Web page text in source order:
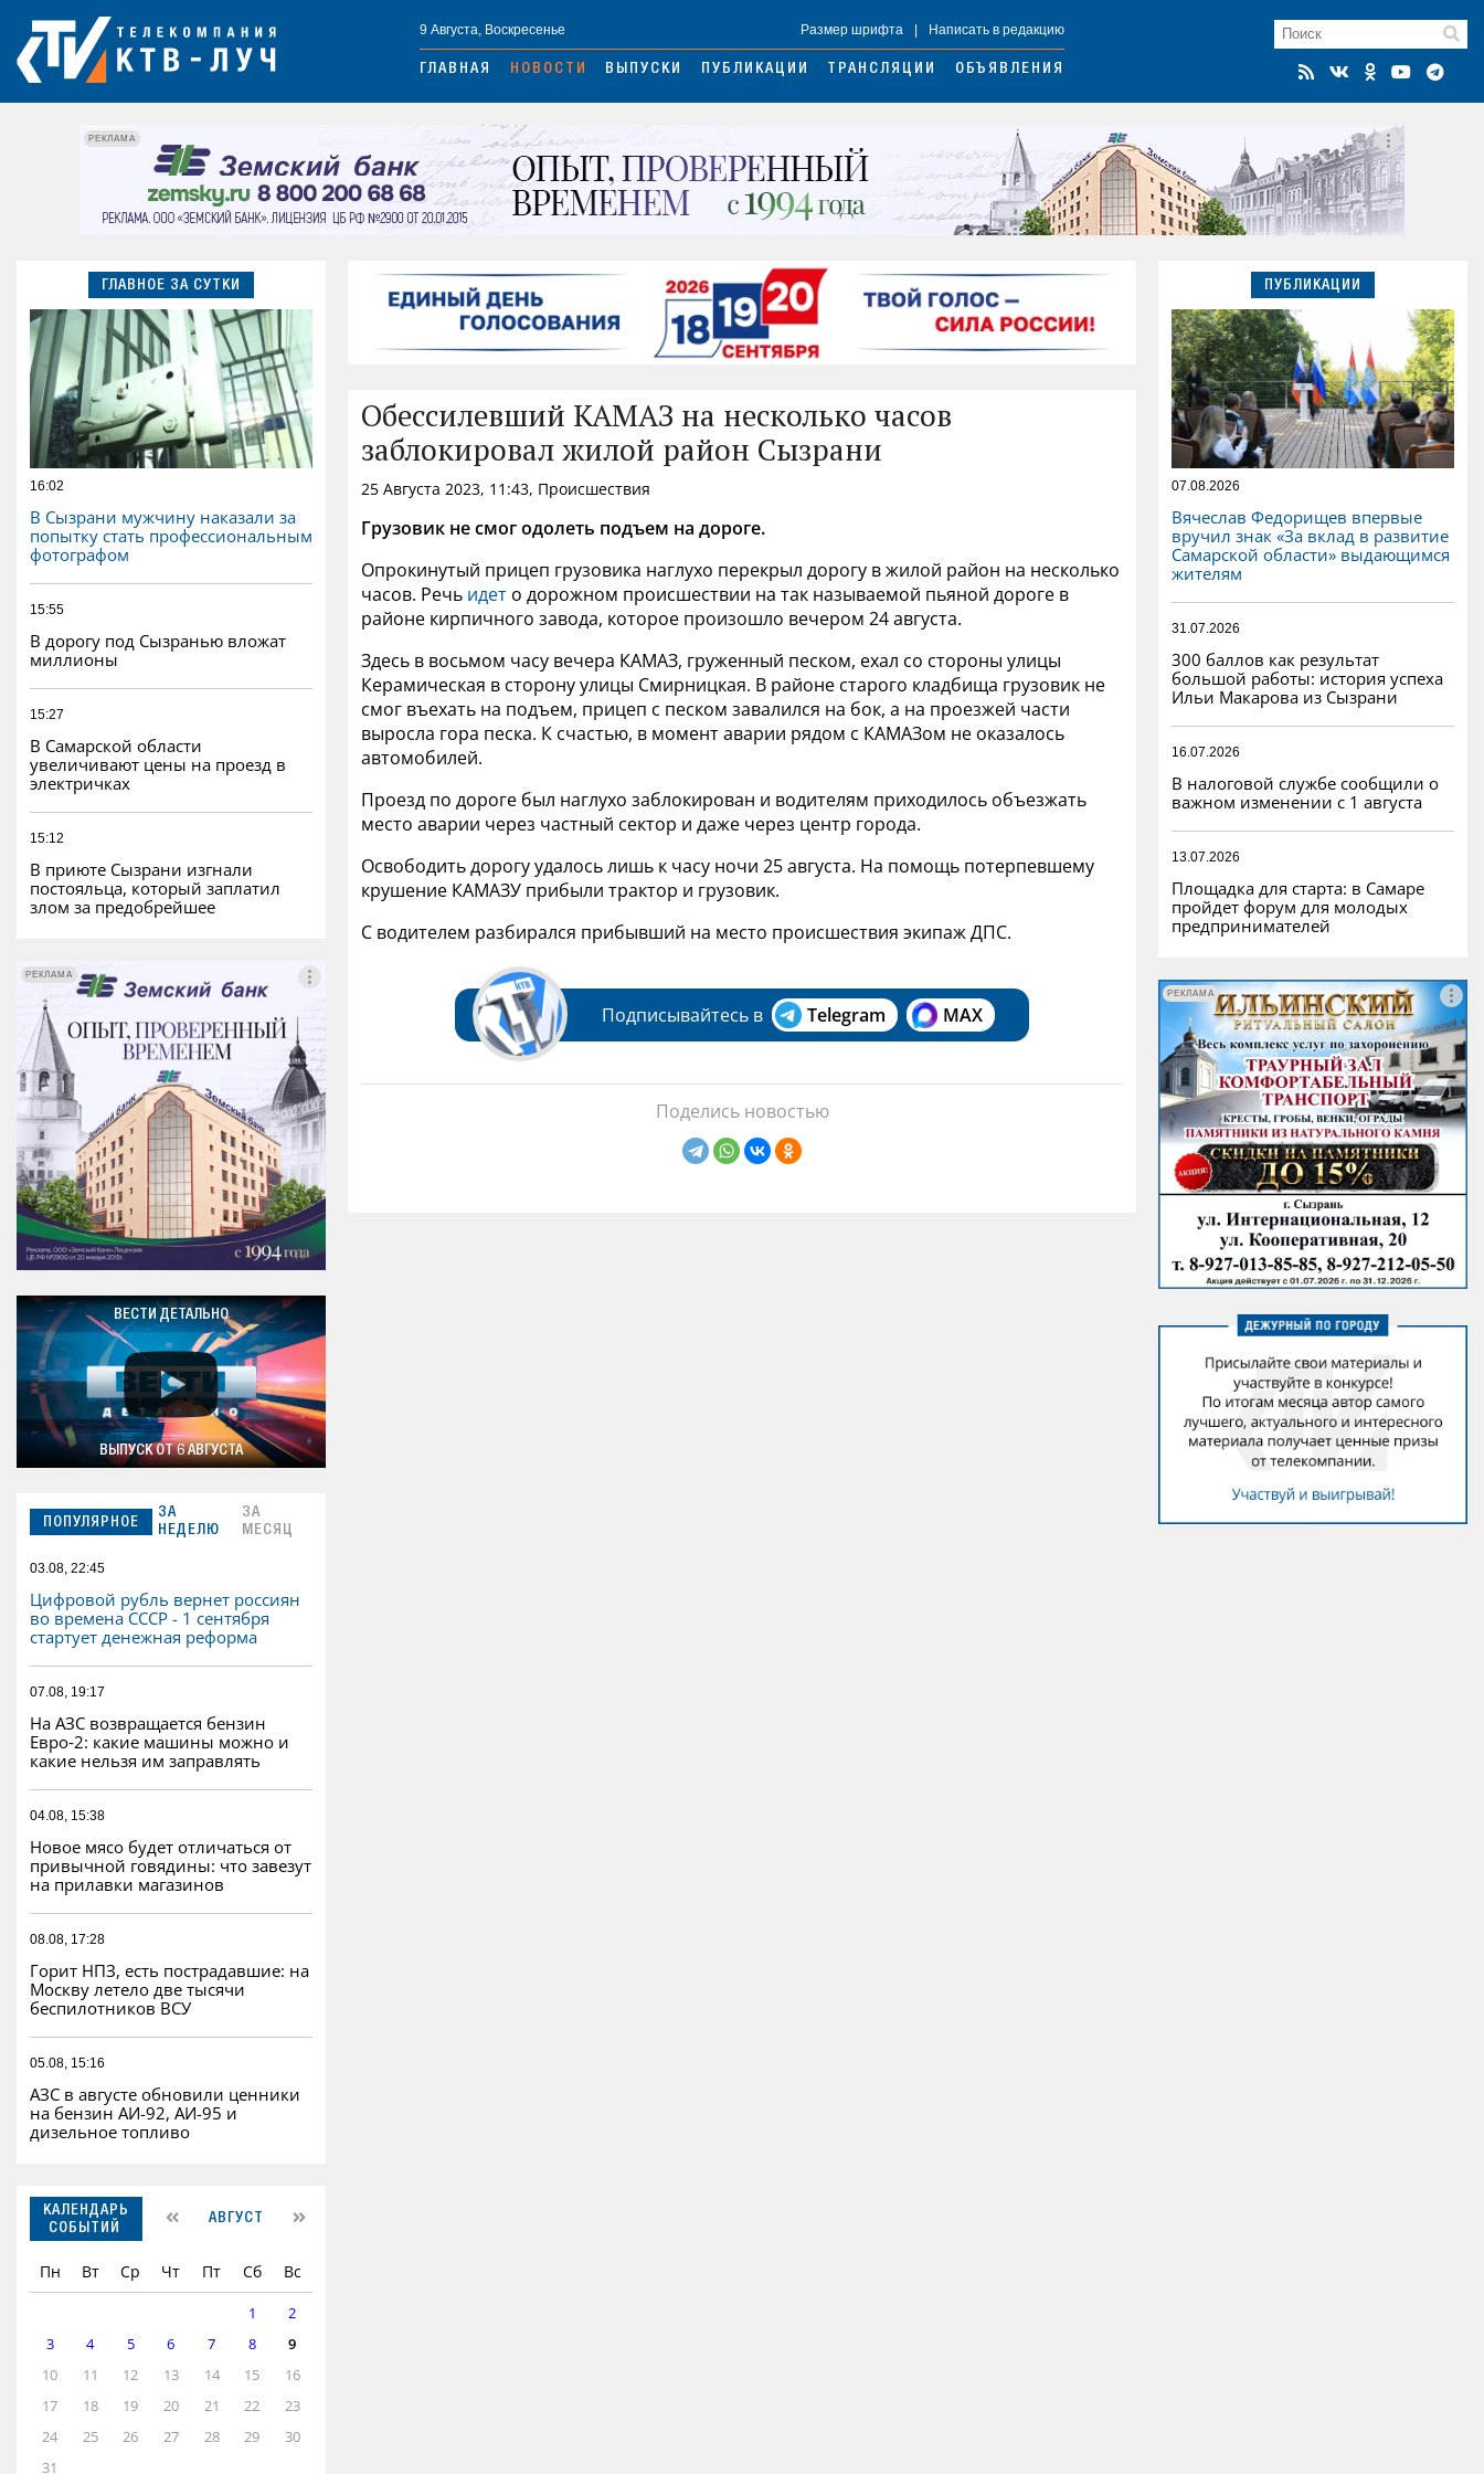
9 Августа, Воскресенье Размер шрифта Написать в редакцию
ГЛАВНАЯ НОВОСТИ ВЫПУСКИ ПУБЛИКАЦИИ ТРАНСЛЯЦИИ ОБЪЯВЛЕНИЯ
РЕКЛАМА
ГЛАВНОЕ ЗА СУТКИ
16:02
В Сызрани мужчину наказали за
попытку стать профессиональным
фотографом
15:55
В дорогу под Сызранью вложат
миллионы
15:27
В Самарской области
увеличивают цены на проезд в
электричках
15:12
В приюте Сызрани изгнали
постояльца, который заплатил
злом за предобрейшее
РЕКЛАМА
РЕКЛАМА
ВЕСТИ ДЕТАЛЬНО
ВЫПУСК ОТ 6 АВГУСТА
ПОПУЛЯРНОЕ
ЗА
НЕДЕЛЮ
ЗА
МЕСЯЦ
03.08, 22:45
Цифровой рубль вернет россиян
во времена СССР - 1 сентября
стартует денежная реформа
07.08, 19:17
На АЗС возвращается бензин
Евро‑2: какие машины можно и
какие нельзя им заправлять
04.08, 15:38
Новое мясо будет отличаться от
привычной говядины: что завезут
на прилавки магазинов
08.08, 17:28
Горит НПЗ, есть пострадавшие: на
Москву летело две тысячи
беспилотников ВСУ
05.08, 15:16
АЗС в августе обновили ценники
на бензин АИ-92, АИ-95 и
дизельное топливо
КАЛЕНДАРЬ
СОБЫТИЙ
АВГУСТ
Пн Вт Ср Чт Пт Сб Вс
1
2
3
4 5 6 7 8
9
10
11 12 13 14 15
16
17
18 19 20 21 22
23
24
25 26 27 28 29
30
31
Обессилевший КАМАЗ на несколько часов
заблокировал жилой район Сызрани
25 Августа 2023, 11:43, Происшествия
Грузовик не смог одолеть подъем на дороге.
Опрокинутый прицеп грузовика наглухо перекрыл дорогу в жилой район на несколько
часов. Речь идет о дорожном происшествии на так называемой пьяной дороге в
районе кирпичного завода, которое произошло вечером 24 августа.
Здесь в восьмом часу вечера КАМАЗ, груженный песком, ехал со стороны улицы
Керамическая в сторону улицы Смирницкая. В районе старого кладбища грузовик не
смог въехать на подъем, прицеп с песком завалился на бок, а на проезжей части
выросла гора песка. К счастью, в момент аварии рядом с КАМАЗом не оказалось
автомобилей.
Проезд по дороге был наглухо заблокирован и водителям приходилось объезжать
место аварии через частный сектор и даже через центр города.
Освободить дорогу удалось лишь к часу ночи 25 августа. На помощь потерпевшему
крушение КАМАЗУ прибыли трактор и грузовик.
С водителем разбирался прибывший на место происшествия экипаж ДПС.
Подписывайтесь в Telegram MAX
Поделись новостью
ПУБЛИКАЦИИ
07.08.2026
Вячеслав Федорищев впервые
вручил знак «За вклад в развитие
Самарской области» выдающимся
жителям
31.07.2026
300 баллов как результат
большой работы: история успеха
Ильи Макарова из Сызрани
16.07.2026
В налоговой службе сообщили о
важном изменении с 1 августа
13.07.2026
Площадка для старта: в Самаре
пройдет форум для молодых
предпринимателей
РЕКЛАМА